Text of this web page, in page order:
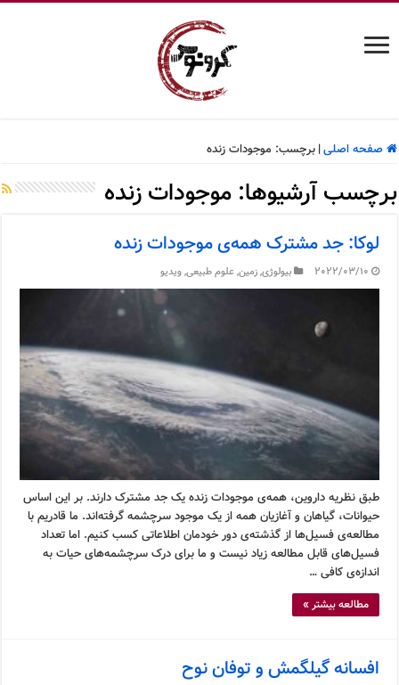
صفحه اصلی| برچسب: موجودات زنده
برچسب آرشیوها:موجودات زنده
لوکا: جد مشترک همه‌ی موجودات زنده
2022/03/10 بیولوژی,زمین,علوم طبیعی,ویدیو
طبق نظریه داروین، همه‌ی موجودات زنده یک جد مشترک دارند. بر این اساس
حیوانات، گیاهان و آغازیان همه از یک موجود سرچشمه گرفته‌اند. ما قادریم با
مطالعه‌ی فسیل‌ها از گذشته‌ی دور خودمان اطلاعاتی کسب کنیم. اما تعداد
فسیل‌های قابل مطالعه زیاد نیست و ما برای درک سرچشمه‌های حیات به
اندازه‌ی کافی …
مطالعه بیشتر »
افسانه گیلگمش و توفان نوح